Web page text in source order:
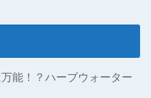
能！？ハーブウォーター